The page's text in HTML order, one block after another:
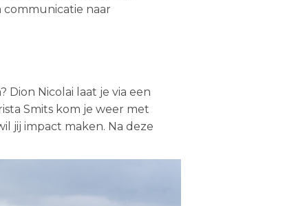
communicatie naar
Nicolai laat je via een
Smits kom je weer met
jij impact maken. Na deze